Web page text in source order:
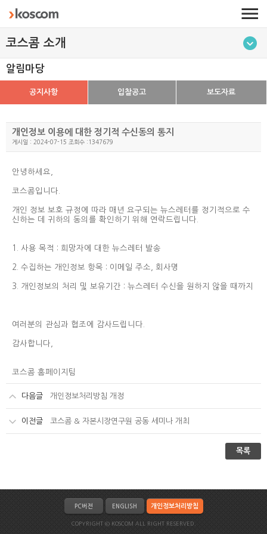
코스콤 소개
알림마당
공지사항 입찰공고 보도자료
개인정보 이용에 대한 정기적 수신동의 통지
게시일 : 2024-07-15 조회수 :1347679
안녕하세요,
코스콤입니다.
개인 정보 보호 규정에 따라 매년 요구되는 뉴스레터를 정기적으로 수
신하는 데 귀하의 동의를 확인하기 위해 연락드립니다.
1. 사용 목적 : 희망자에 대한 뉴스레터 발송
2. 수집하는 개인정보 항목 : 이메일 주소, 회사명
3. 개인정보의 처리 및 보유기간 : 뉴스레터 수신을 원하지 않을 때까지
여러분의 관심과 협조에 감사드립니다.
감사합니다,
코스콤 홈페이지팀
다음글 개인정보처리방침 개정
이전글 코스콤 & 자본시장연구원 공동 세미나 개최
목록
PC버전 ENGLISH 개인정보처리방침
COPYRIGHT © KOSCOM ALL RIGHT RESERVED.